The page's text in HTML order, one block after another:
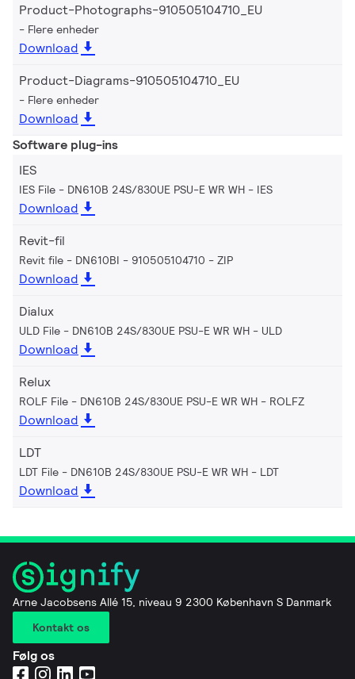
Product-Photographs-910505104710_EU
Flere enheder
Download
Product-Diagrams-910505104710_EU
Flere enheder
Download
Software plug-ins
IES
IES File - DN610B 24S/830UE PSU-E WR WH IES
Download
Revit-fil
Revit file - DN610BI - 910505104710 ZIP
Download
Dialux
ULD File - DN610B 24S/830UE PSU-E WR WH ULD
Download
Relux
ROLF File - DN610B 24S/830UE PSU-E WR WH ROLFZ
Download
LDT
LDT File - DN610B 24S/830UE PSU-E WR WH LDT
Download
Arne Jacobsens Allé 15, niveau 9 2300 København S Danmark
Kontakt os
Følg os